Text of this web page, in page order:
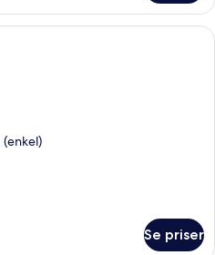
Senger med overmadrass, safe på
(enkel)
Se priser